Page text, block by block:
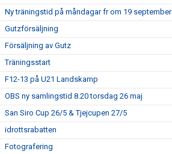
Ny träningstid på måndagar fr om 19 september
Gutzförsäljning
Försäljning av Gutz
Träningsstart
F12-13 på U21 Landskamp
OBS ny samlingstid 8.20 torsdag 26 maj
San Siro Cup 26/5 & Tjejcupen 27/5
idrottsrabatten
Fotografering